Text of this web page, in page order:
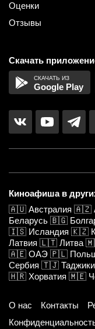
Оценки
Отзывы
Скачать
Google Play
Киноафиша в
🇦🇺 Австралия 🇦🇿
Беларусь 🇧🇬
🇮🇸 Исландия 🇰🇿
Латвия 🇱🇹 Литва
🇦🇪 ОАЭ 🇵🇱
Сербия 🇹🇯
🇭🇷 Хорватия 🇲🇪
О нас Контакты